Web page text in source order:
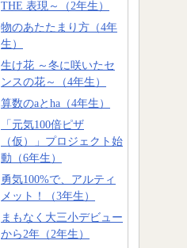
THE 表現～（2年生）
物のあたたまり方（4年
生）
生け花 ～冬に咲いたセ
ンスの花～（4年生）
算数のaとha（4年生）
「元気100倍ピザ
（仮）」プロジェクト始
動（6年生）
勇気100%で、アルティ
メット！（3年生）
まもなく大三小デビュー
から2年（2年生）